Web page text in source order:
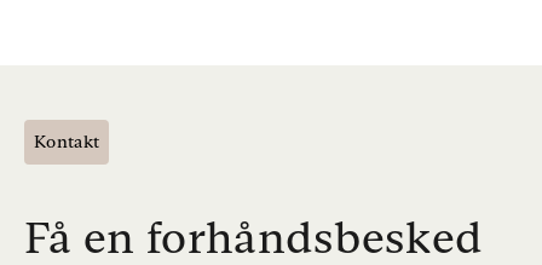
Kontakt
Få en forhåndsbesked